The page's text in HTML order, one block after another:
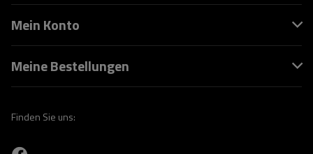
Mein Konto
Meine Bestellungen
Finden Sie uns: